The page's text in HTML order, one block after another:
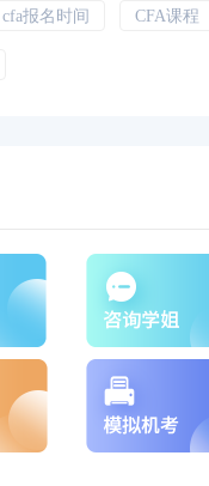
cfa报名时间 CFA课程